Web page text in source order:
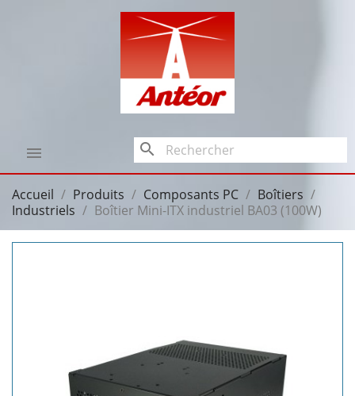
 search
Accueil Produits Composants PC
Boîtiers
Industriels
Boîtier Mini-ITX industriel BA03 (100W)